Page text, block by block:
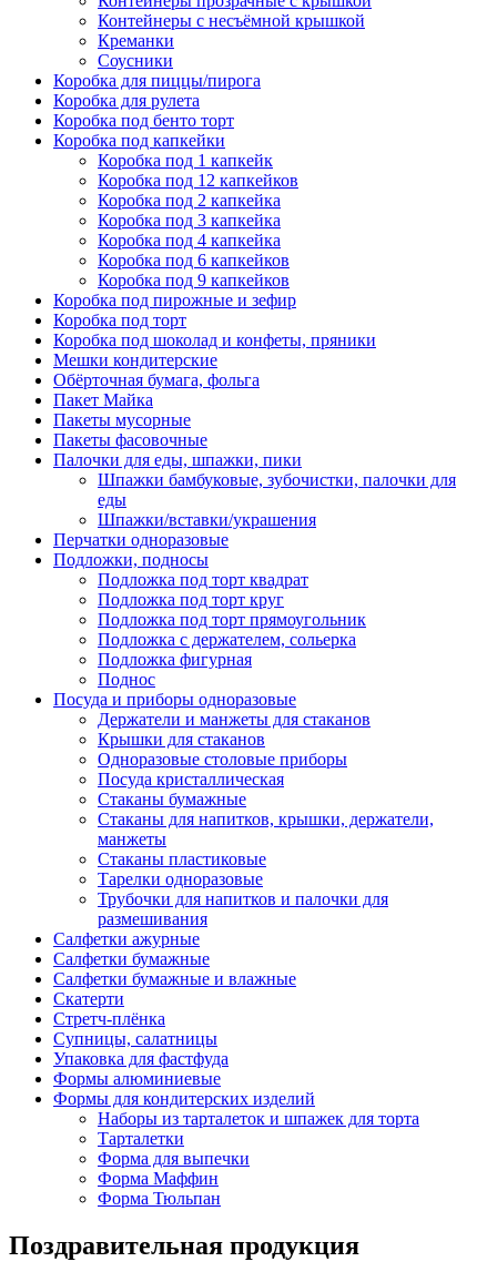
Контейнеры с несъёмной крышкой
Креманки
Соусники
Коробка для пиццы/пирога
Коробка для рулета
Коробка под бенто торт
Коробка под капкейки
Коробка под 1 капкейк
Коробка под 12 капкейков
Коробка под 2 капкейка
Коробка под 3 капкейка
Коробка под 4 капкейка
Коробка под 6 капкейков
Коробка под 9 капкейков
Коробка под пирожные и зефир
Коробка под торт
Коробка под шоколад и конфеты, пряники
Мешки кондитерские
Обёрточная бумага, фольга
Пакет Майка
Пакеты мусорные
Пакеты фасовочные
Палочки для еды, шпажки, пики
Шпажки бамбуковые, зубочистки, палочки для
еды
Шпажки/вставки/украшения
Перчатки одноразовые
Подложки, подносы
Подложка под торт квадрат
Подложка под торт круг
Подложка под торт прямоугольник
Подложка с держателем, сольерка
Подложка фигурная
Поднос
Посуда и приборы одноразовые
Держатели и манжеты для стаканов
Крышки для стаканов
Одноразовые столовые приборы
Посуда кристаллическая
Стаканы бумажные
Стаканы для напитков, крышки, держатели,
манжеты
Стаканы пластиковые
Тарелки одноразовые
Трубочки для напитков и палочки для
размешивания
Салфетки ажурные
Салфетки бумажные
Салфетки бумажные и влажные
Скатерти
Стретч-плёнка
Супницы, салатницы
Упаковка для фастфуда
Формы алюминиевые
Формы для кондитерских изделий
Наборы из тарталеток и шпажек для торта
Тарталетки
Форма для выпечки
Форма Маффин
Форма Тюльпан
Поздравительная продукция